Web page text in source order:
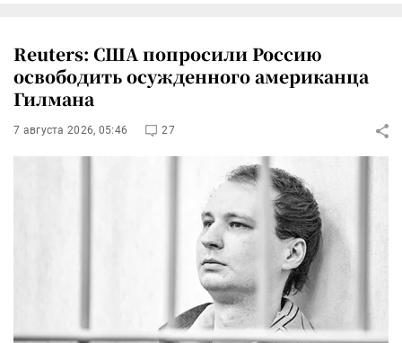
Reuters: США попросили Россию
освободить осужденного американца
Гилмана
7 августа 2026, 05:46 27